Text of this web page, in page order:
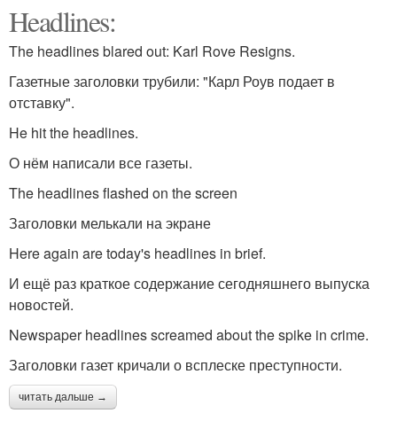
Headlines:
The headlines blared out: Karl Rove Resigns.
Газетные заголовки трубили: "Карл Роув подает в
отставку".
He hit the headlines.
О нём написали все газеты.
The headlines flashed on the screen
Заголовки мелькали на экране
Here again are today's headlines in brief.
И ещё раз краткое содержание сегодняшнего выпуска
новостей.
Newspaper headlines screamed about the spike in crime.
Заголовки газет кричали о всплеске преступности.
читать дальше →